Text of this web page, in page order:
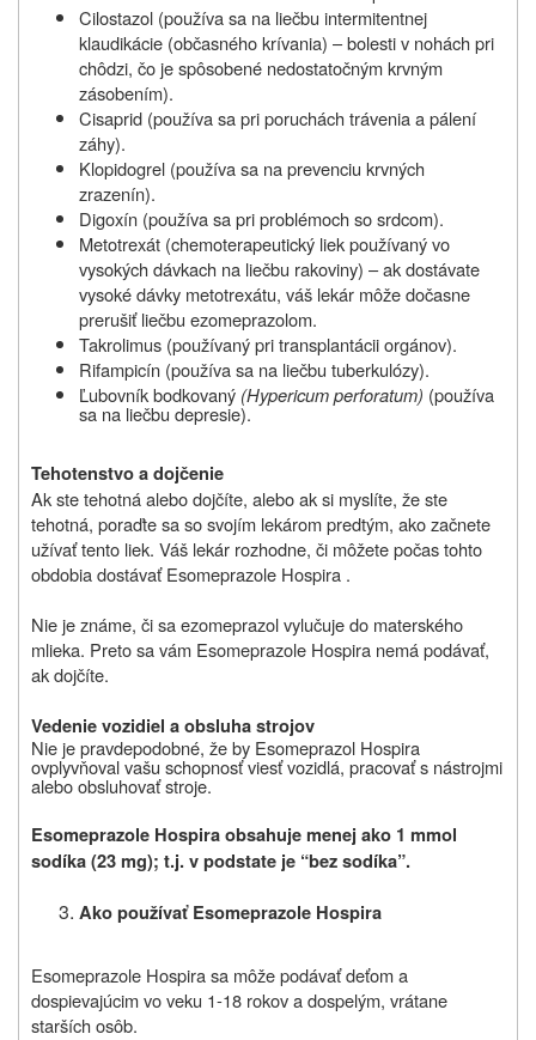
Cilostazol (používa sa na liečbu intermitentnej
klaudikácie (občasného krívania) – bolesti v nohách pri
chôdzi, čo je spôsobené nedostatočným krvným
zásobením).
Cisaprid (používa sa pri poruchách trávenia a pálení
záhy).
Klopidogrel (používa sa na prevenciu krvných
zrazenín).
Digoxín (používa sa pri problémoch so srdcom).
Metotrexát (chemoterapeutický liek používaný vo
vysokých dávkach na liečbu rakoviny) – ak dostávate
vysoké dávky metotrexátu, váš lekár môže dočasne
prerušiť liečbu ezomeprazolom.
Takrolimus (používaný pri transplantácii orgánov).
Rifampicín (používa sa na liečbu tuberkulózy).
Ľubovník bodkovaný (Hypericum perforatum) (používa
sa na liečbu depresie).
Tehotenstvo a dojčenie
Ak ste tehotná alebo dojčíte, alebo ak si myslíte, že ste
tehotná, poraďte sa so svojím lekárom predtým, ako začnete
užívať tento liek. Váš lekár rozhodne, či môžete počas tohto
obdobia dostávať Esomeprazole Hospira .
Nie je známe, či sa ezomeprazol vylučuje do materského
mlieka. Preto sa vám Esomeprazole Hospira nemá podávať,
ak dojčíte.
Vedenie vozidiel a obsluha strojov
Nie je pravdepodobné, že by Esomeprazol Hospira
ovplyvňoval vašu schopnosť viesť vozidlá, pracovať s nástrojmi
alebo obsluhovať stroje.
Esomeprazole Hospira obsahuje menej ako 1 mmol
sodíka (23 mg); t.j. v podstate je “bez sodíka”.
Ako používať Esomeprazole Hospira
Esomeprazole Hospira sa môže podávať deťom a
dospievajúcim vo veku 1-18 rokov a dospelým, vrátane
starších osôb.